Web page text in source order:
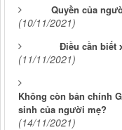
Quyền của
(10/11/2021)
Điều cần biết
(11/11/2021)
Không còn bản chính
sinh của người mẹ?
(14/11/2021)